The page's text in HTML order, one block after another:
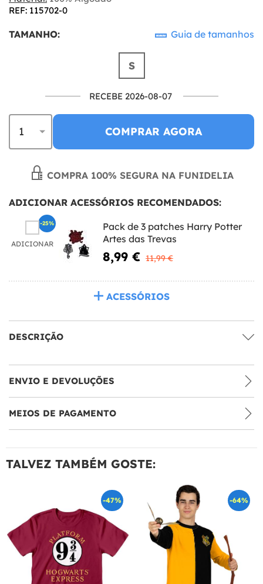
REF: 115702-0
TAMANHO: Guia de tamanhos
S
RECEBE 2026-08-07
COMPRAR AGORA
COMPRA 100% SEGURA NA FUNIDELIA
ADICIONAR ACESSÓRIOS RECOMENDADOS:
ADICIONAR
Pack de 3 patches Harry Potter
Artes das Trevas
8,99 € 11,99 €
-25%
ACESSÓRIOS
DESCRIÇÃO
ENVIO E DEVOLUÇÕES
MEIOS DE PAGAMENTO
TALVEZ TAMBÉM GOSTE:
-47% -64%